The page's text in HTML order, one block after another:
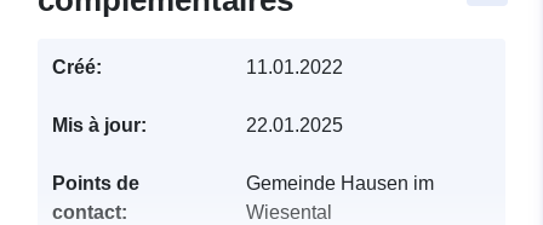
Créé: 11.01.2022
Mis à jour: 22.01.2025
Points de
contact:
Gemeinde Hausen im
Wiesental